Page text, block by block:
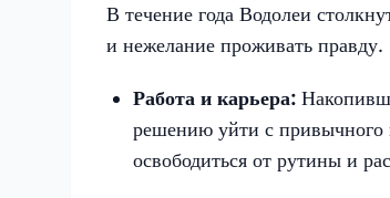
В течение года Водолеи
и нежелание проживать правду.
Работа и карьера:
решению уйти с привычного
освободиться от рутины и